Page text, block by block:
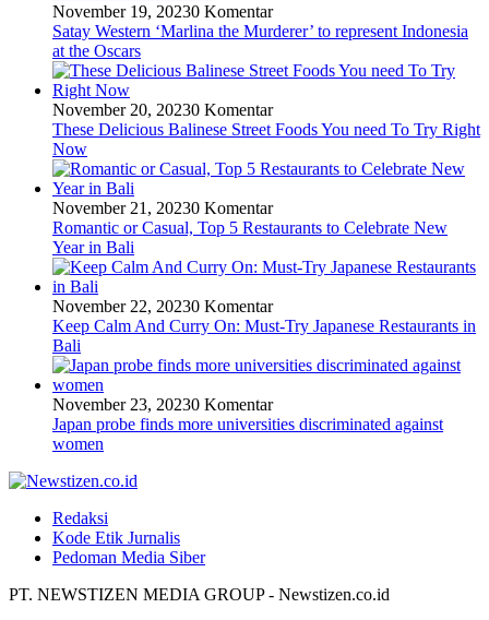
November 19, 20230 Komentar
Satay Western ‘Marlina the Murderer’ to represent Indonesia
at the Oscars
November 20, 20230 Komentar
These Delicious Balinese Street Foods You need To Try Right
Now
November 21, 20230 Komentar
Romantic or Casual, Top 5 Restaurants to Celebrate New
Year in Bali
November 22, 20230 Komentar
Keep Calm And Curry On: Must-Try Japanese Restaurants in
Bali
November 23, 20230 Komentar
Japan probe finds more universities discriminated against
women
Redaksi
Kode Etik Jurnalis
Pedoman Media Siber
PT. NEWSTIZEN MEDIA GROUP - Newstizen.co.id